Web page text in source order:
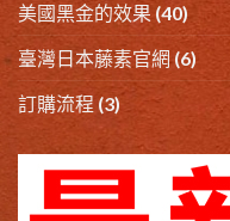
美國黑金的效果(40)
臺灣日本藤素官網(6)
訂購流程 (3)